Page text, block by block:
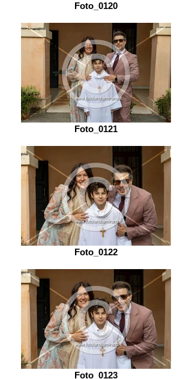
Foto_0120
Foto_0121
Foto_0122
Foto_0123